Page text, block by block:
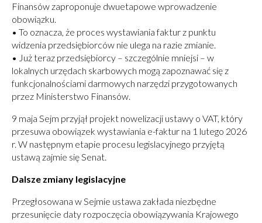
Finansów zaproponuje dwuetapowe wprowadzenie
obowiązku.
• To oznacza, że proces wystawiania faktur z punktu
widzenia przedsiębiorców nie ulega na razie zmianie.
• Już teraz przedsiębiorcy – szczególnie mniejsi – w
lokalnych urzędach skarbowych mogą zapoznawać się z
funkcjonalnościami darmowych narzędzi przygotowanych
przez Ministerstwo Finansów.
9 maja Sejm przyjął projekt nowelizacji ustawy o VAT, który
przesuwa obowiązek wystawiania e-faktur na 1 lutego 2026
r. W następnym etapie procesu legislacyjnego przyjętą
ustawą zajmie się Senat.
Dalsze zmiany legislacyjne
Przegłosowana w Sejmie ustawa zakłada niezbędne
przesunięcie daty rozpoczęcia obowiązywania Krajowego